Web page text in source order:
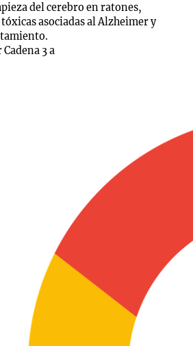
del cerebro en ratones,
asociadas al Alzheimer y
3 a